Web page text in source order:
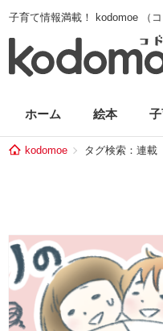
子育て情報満載！ kodomoe （
ホーム 絵本
kodomoe タグ検索：連載